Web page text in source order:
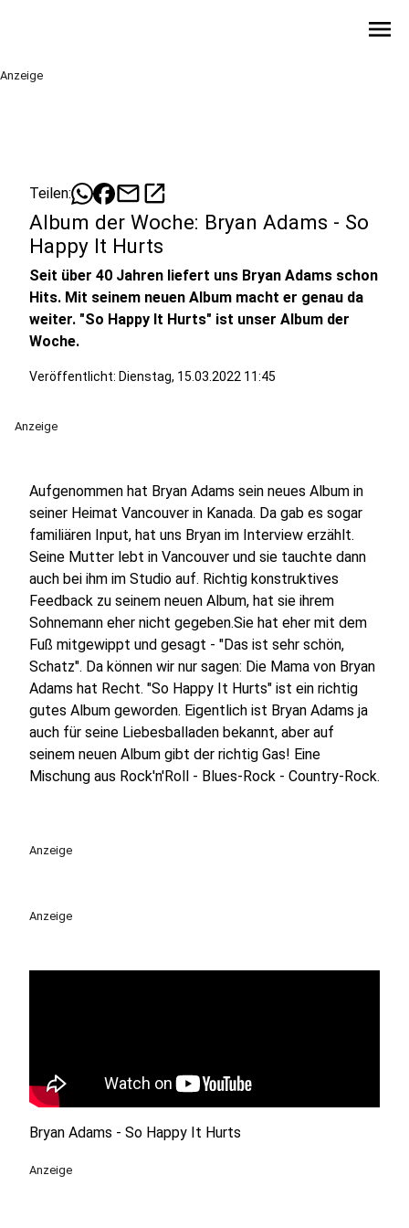
menu
Anzeige
Teilen: mailopen_in_new
Album der Woche: Bryan Adams - So
Happy It Hurts
Seit über 40 Jahren liefert uns Bryan Adams schon
Hits. Mit seinem neuen Album macht er genau da
weiter. "So Happy It Hurts" ist unser Album der
Woche.
Veröffentlicht: Dienstag, 15.03.2022 11:45
Anzeige
Aufgenommen hat Bryan Adams sein neues Album in
seiner Heimat Vancouver in Kanada. Da gab es sogar
familiären Input, hat uns Bryan im Interview erzählt.
Seine Mutter lebt in Vancouver und sie tauchte dann
auch bei ihm im Studio auf. Richtig konstruktives
Feedback zu seinem neuen Album, hat sie ihrem
Sohnemann eher nicht gegeben.Sie hat eher mit dem
Fuß mitgewippt und gesagt - "Das ist sehr schön,
Schatz". Da können wir nur sagen: Die Mama von Bryan
Adams hat Recht. "So Happy It Hurts" ist ein richtig
gutes Album geworden. Eigentlich ist Bryan Adams ja
auch für seine Liebesballaden bekannt, aber auf
seinem neuen Album gibt der richtig Gas! Eine
Mischung aus Rock'n'Roll - Blues-Rock - Country-Rock.
Anzeige
Anzeige
Bryan Adams - So Happy It Hurts
Anzeige